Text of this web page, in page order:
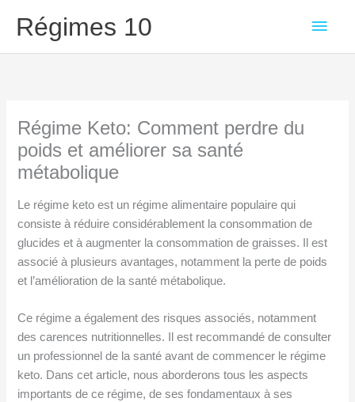
Régimes 10
Régime Keto: Comment perdre du
poids et améliorer sa santé
métabolique
Le régime keto est un régime alimentaire populaire qui
consiste à réduire considérablement la consommation de
glucides et à augmenter la consommation de graisses. Il est
associé à plusieurs avantages, notamment la perte de poids
et l’amélioration de la santé métabolique.
Ce régime a également des risques associés, notamment
des carences nutritionnelles. Il est recommandé de consulter
un professionnel de la santé avant de commencer le régime
keto. Dans cet article, nous aborderons tous les aspects
importants de ce régime, de ses fondamentaux à ses